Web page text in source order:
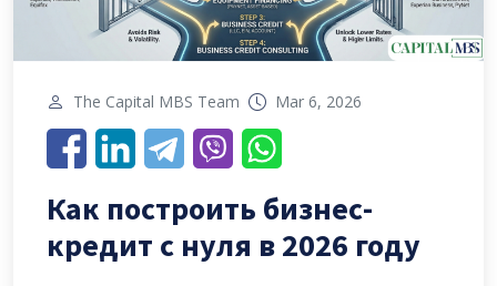
The Capital MBS Team Mar 6, 2026
Как построить бизнес-
кредит с нуля в 2026 году